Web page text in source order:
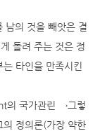
남의 것을 빼앗은 결
돌려 주는 것은 정
타인을 만족시킨
의 국가관린 →그렇
의 정의론(가장 약한